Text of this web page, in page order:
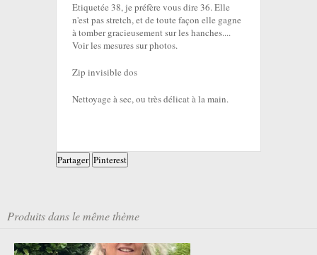
Etiquetée 38, je préfère vous dire 36. Elle
n'est pas stretch, et de toute façon elle gagne
à tomber gracieusement sur les hanches....
Voir les mesures sur photos.
Zip invisible dos
Nettoyage à sec, ou très délicat à la main.
Partager Pinterest
Produits dans le même thème